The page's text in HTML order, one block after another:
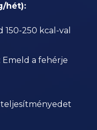
hét):
150-250 kcal-val
: Emeld a fehérje
teljesítményedet